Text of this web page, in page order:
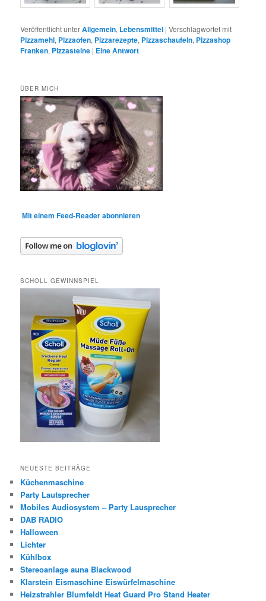
Veröffentlicht unterAllgemein, Lebensmittel |Verschlagwortet mit
Pizzamehl, Pizzaofen, Pizzarezepte, Pizzaschaufeln, Pizzashop
Franken, Pizzasteine | EineAntwort
ÜBER MICH
Mit einem Feed-Reader abonnieren
SCHOLL GEWINNSPIEL
NEUESTE BEITRÄGE
Küchenmaschine
Party Lautsprecher
Mobiles Audiosystem – Party Lausprecher
DAB RADIO
Halloween
Lichter
Kühlbox
Stereoanlage auna Blackwood
Klarstein Eismaschine Eiswürfelmaschine
Heizstrahler Blumfeldt Heat Guard Pro Stand Heater